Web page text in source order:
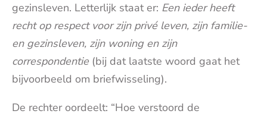
gezinsleven. Letterlijk staat er: Een ieder heeft
recht op respect voor zijn privé leven, zijn familie-
en gezinsleven, zijn woning en zijn
correspondentie (bij dat laatste woord gaat het
bijvoorbeeld om briefwisseling).
De rechter oordeelt: “Hoe verstoord de